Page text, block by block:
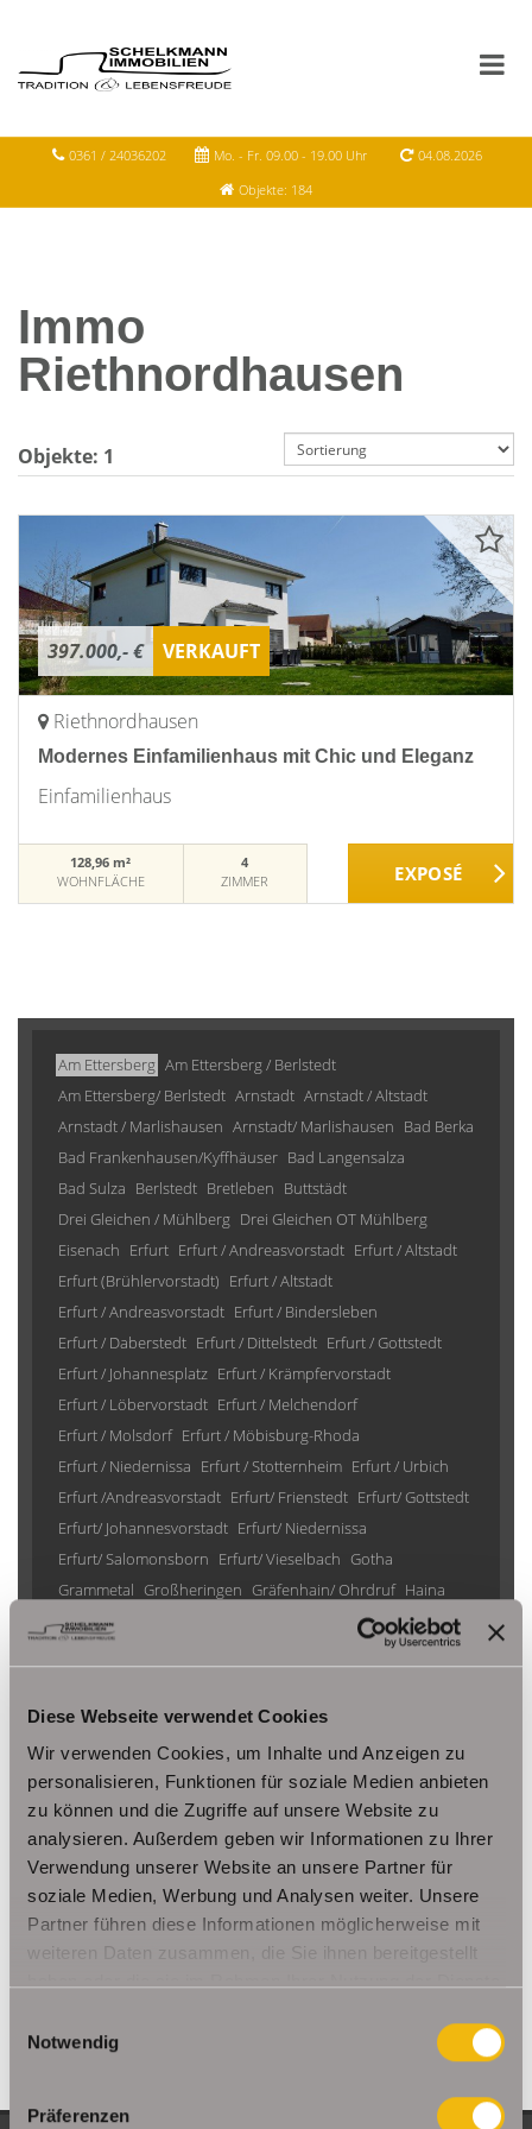
Diese Webseite verwendet Cookies
Wir verwenden Cookies, um Inhalte und Anzeigen zu
personalisieren, Funktionen für soziale Medien anbieten
zu können und die Zugriffe auf unsere Website zu
analysieren. Außerdem geben wir Informationen zu Ihrer
Verwendung unserer Website an unsere Partner für
soziale Medien, Werbung und Analysen weiter. Unsere
Partner führen diese Informationen möglicherweise mit
weiteren Daten zusammen, die Sie ihnen bereitgestellt
Notwendig
Präferenzen
0361 / 24036202 Mo. - Fr. 09.00 - 19.00 Uhr
04.08.2026
Objekte: 184
Immo
Riethnordhausen
Objekte: 1
397.000,- € VERKAUFT
Riethnordhausen
Modernes Einfamilienhaus mit Chic und Eleganz
Einfamilienhaus
128,96 m²
WOHNFLÄCHE
4
ZIMMER
Am Ettersberg Am Ettersberg / Berlstedt
Am Ettersberg/ Berlstedt Arnstadt Arnstadt / Altstadt
Arnstadt / Marlishausen Arnstadt/ Marlishausen Bad Berka
Bad Frankenhausen/Kyffhäuser Bad Langensalza
Bad Sulza Berlstedt Bretleben Buttstädt
Drei Gleichen / Mühlberg Drei Gleichen OT Mühlberg
Eisenach Erfurt Erfurt / Andreasvorstadt Erfurt / Altstadt
Erfurt (Brühlervorstadt) Erfurt / Altstadt
Erfurt / Andreasvorstadt Erfurt / Bindersleben
Erfurt / Daberstedt Erfurt / Dittelstedt Erfurt / Gottstedt
Erfurt / Johannesplatz Erfurt / Krämpfervorstadt
Erfurt / Löbervorstadt Erfurt / Melchendorf
Erfurt / Molsdorf Erfurt / Möbisburg-Rhoda
Erfurt / Niedernissa Erfurt / Stotternheim Erfurt / Urbich
Erfurt /Andreasvorstadt Erfurt/ Frienstedt Erfurt/ Gottstedt
Erfurt/ Johannesvorstadt Erfurt/ Niedernissa
Erfurt/ Salomonsborn Erfurt/ Vieselbach Gotha
Grammetal Großheringen Gräfenhain/ Ohrdruf Haina
Herbsleben
Ohrdruf Riethnordhausen Ruhla
Saalfeld/Saale / Remschütz
Steinbach-Hallenberg/ Viernau
Tonna / Gräfentonna Udestedt
Unstrut- Hainich /Großengottern
Weimar / Legefeld
Immo Am Ettersberg Haus Am Ettersberg Häuser Am Ettersberg
kaufen Am Ettersberg Immobilie Am Ettersberg Immobilien Am
Ettersberg
Hauskauf Am Ettersberg
Immobilienkauf Am
Ettersberg